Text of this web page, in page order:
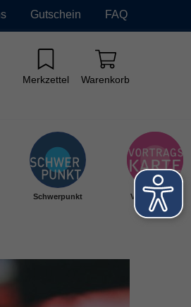
Gutschein FAQ
Merkzettel Warenkorb
Schwerpunkt Vortragskarte